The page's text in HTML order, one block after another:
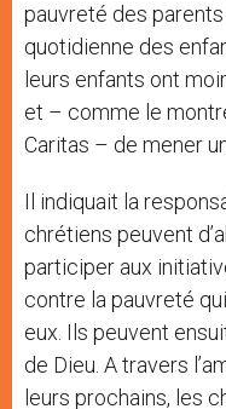
pauvreté des
quotidienne des
leurs enfants ont
et – comme le
Caritas – de mener
Il indiquait la
chrétiens peuvent
participer aux
contre la pauvreté
eux. Ils peuvent
de Dieu. A travers
leurs prochains, les